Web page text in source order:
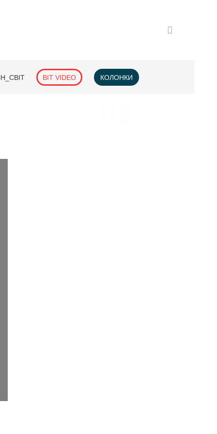
BIT VIDEO КОЛОНКИ